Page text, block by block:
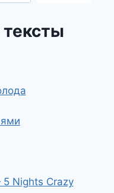
Nights Crazy